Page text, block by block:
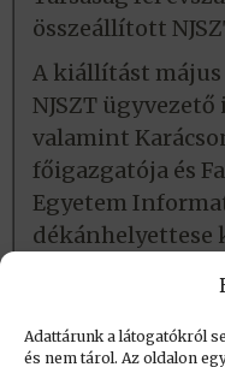
Adattárunk a látogatókról
és nem tárol. Az oldalon
összeállított
A kiállítást május
NJSZT
valamint
főigazgatója és
Egyetem
dékánhelyettese